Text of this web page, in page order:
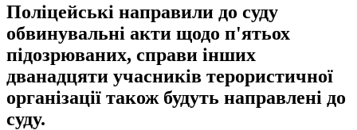
Поліцейські направили до суду
обвинувальні акти щодо п'ятьох
підозрюваних, справи інших
дванадцяти учасників терористичної
організації також будуть направлені до
суду.